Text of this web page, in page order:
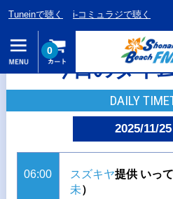
Tuneinで聴く i-コミュラジで聴く
0
今日のタイ
DAILY
2025/11/
06:00 スズキヤ提供 いっ
未）